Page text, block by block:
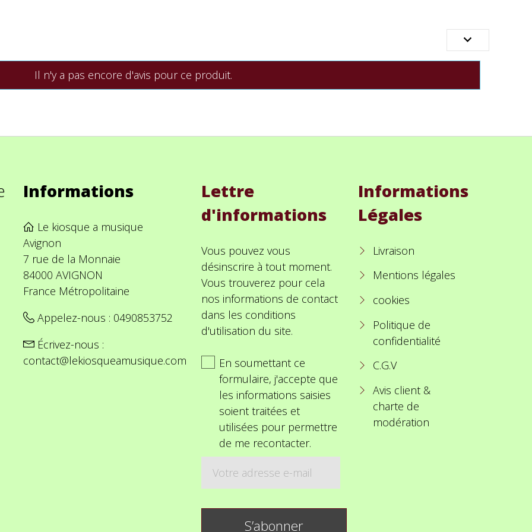

Il n'y a pas encore d'avis pour ce produit.
Informations
Le kiosque a musique
Avignon
7 rue de la Monnaie
84000 AVIGNON
France Métropolitaine
Appelez-nous : 0490853752
Écrivez-nous :
contact@lekiosqueamusique.com
Lettre
d'informations
Vous pouvez vous
désinscrire à tout moment.
Vous trouverez pour cela
nos informations de contact
dans les conditions
d'utilisation du site.
En soumettant ce
formulaire, j'accepte que
les informations saisies
soient traitées et
utilisées pour permettre
de me recontacter.
Informations
Légales
Livraison
Mentions légales
cookies
Politique de
confidentialité
C.G.V
Avis client &
charte de
modération